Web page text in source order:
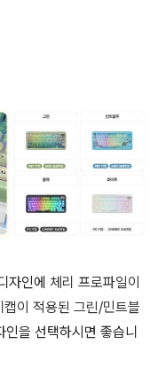
자인에 체리 프로파일이
이 적용된 그린/민트블
을 선택하시면 좋습니